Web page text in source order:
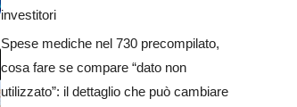
investitori
Spese mediche nel 730 precompilato,
cosa fare se compare “dato non
utilizzato”: il dettaglio che può cambiare